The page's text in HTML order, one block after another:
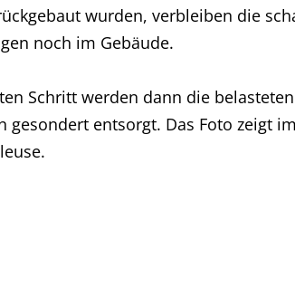
wurden, verbleiben die
noch im Gebäude.
Schritt werden dann die
gesondert entsorgt. Das Foto zeigt